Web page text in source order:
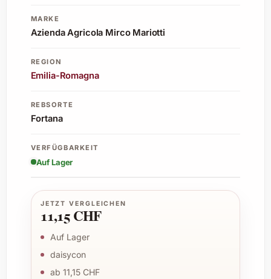
MARKE
Azienda Agricola Mirco Mariotti
REGION
Emilia-Romagna
REBSORTE
Fortana
VERFÜGBARKEIT
Auf Lager
JETZT VERGLEICHEN
11,15 CHF
Auf Lager
daisycon
ab 11,15 CHF